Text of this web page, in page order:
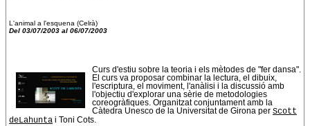
L'animal a l'esquena (Celrà)
Del 03/07/2003 al 06/07/2003
Curs d'estiu sobre la teoria i els mètodes de "fer dansa".
El curs va proposar combinar la lectura, el dibuix,
l'escriptura, el moviment, l'anàlisi i la discussió amb
l'objectiu d'explorar una sèrie de metodologies
coreogràfiques. Organitzat conjuntament amb la
Càtedra Unesco de la Universitat de Girona per Scott
deLahunta i Toni Cots.